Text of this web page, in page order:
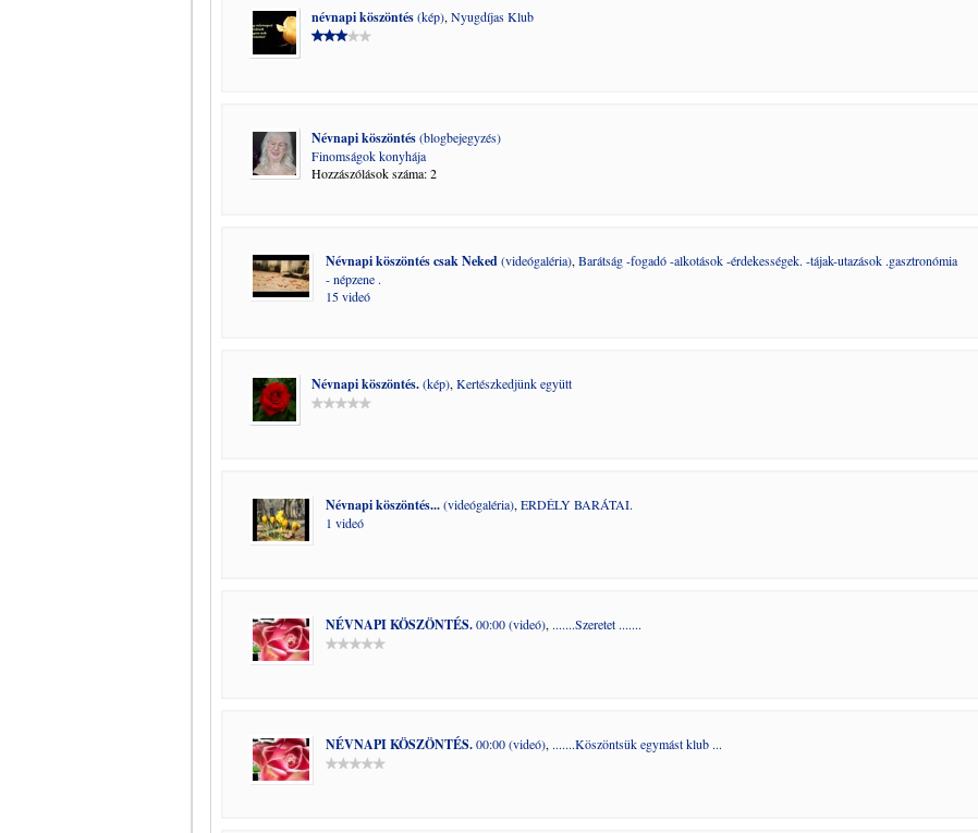
névnapi köszöntés(kép), Nyugdíjas Klub
Névnapi köszöntés(blogbejegyzés)
Finomságok konyhája
Hozzászólások száma: 2
Névnapi köszöntés csak Neked(videógaléria), Barátság -fogadó -alkotások -érdekességek. -tájak-utazások .gasztronómia
- népzene .
15 videó
Névnapi köszöntés.(kép), Kertészkedjünk együtt
Névnapi köszöntés...(videógaléria), ERDÉLY BARÁTAI.
1 videó
NÉVNAPI KÖSZÖNTÉS.00:00 (videó), .......Szeretet .......
NÉVNAPI KÖSZÖNTÉS.00:00 (videó), .......Köszöntsük egymást klub ...